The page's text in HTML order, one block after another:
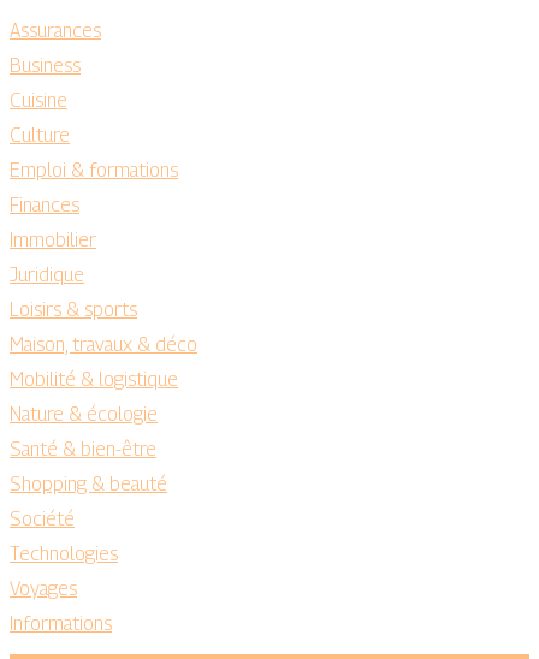
Assurances
Business
Cuisine
Culture
Emploi & formations
Finances
Immobilier
Juridique
Loisirs & sports
Maison, travaux & déco
Mobilité & logistique
Nature & écologie
Santé & bien-être
Shopping & beauté
Société
Technologies
Voyages
Informations